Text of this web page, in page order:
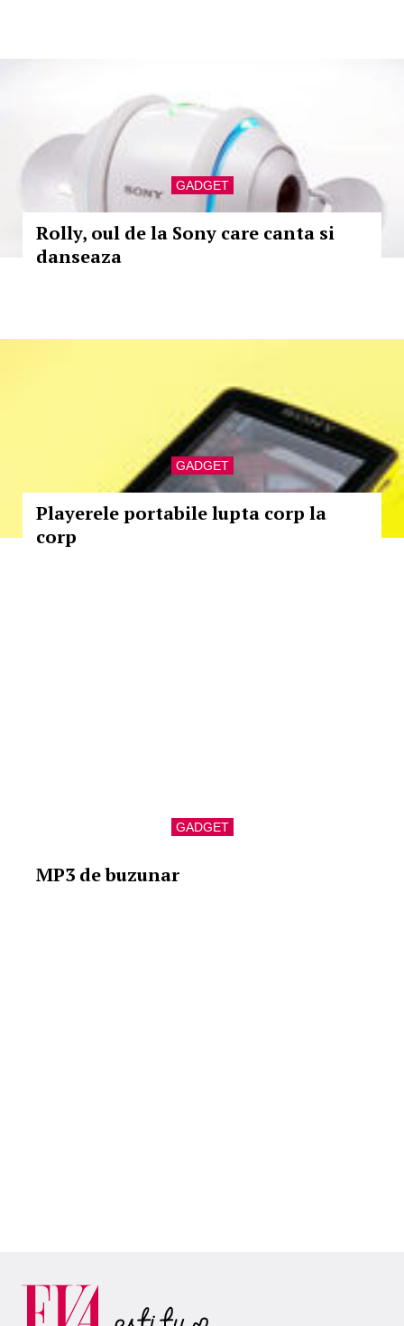
GADGET
Rolly, oul de la Sony care canta si
danseaza
GADGET
Playerele portabile lupta corp la
corp
GADGET
MP3 de buzunar